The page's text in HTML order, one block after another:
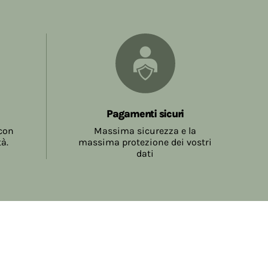
Pagamenti sicuri
Massima sicurezza e la
massima protezione dei vostri
dati